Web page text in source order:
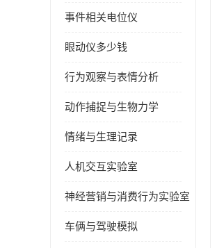
事件相关电位仪
眼动仪多少钱
行为观察与表情分析
动作捕捉与生物力学
情绪与生理记录
人机交互实验室
神经营销与消费行为实验室
车俩与驾驶模拟